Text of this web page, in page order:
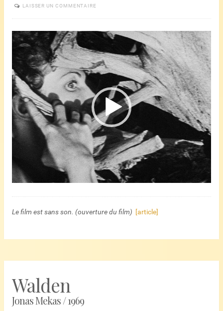
LAISSER UN COMMENTAIRE
Lecteur
vidéo
Le film est sans son. (ouverture du film) [article]
Walden
Jonas Mekas / 1969